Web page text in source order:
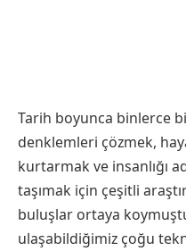
Tarih boyunca binlerce
denklemleri çözmek,
kurtarmak ve insanlığı
taşımak için çeşitli
buluşlar ortaya
ulaşabildiğimiz çoğu